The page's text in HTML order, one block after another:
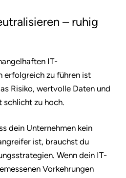
– ruhig
IT-
erfolgreich zu führen ist
Risiko, wertvolle Daten und
schlicht zu hoch.
dein Unternehmen kein
ist, brauchst du
Wenn dein IT-
Vorkehrungen